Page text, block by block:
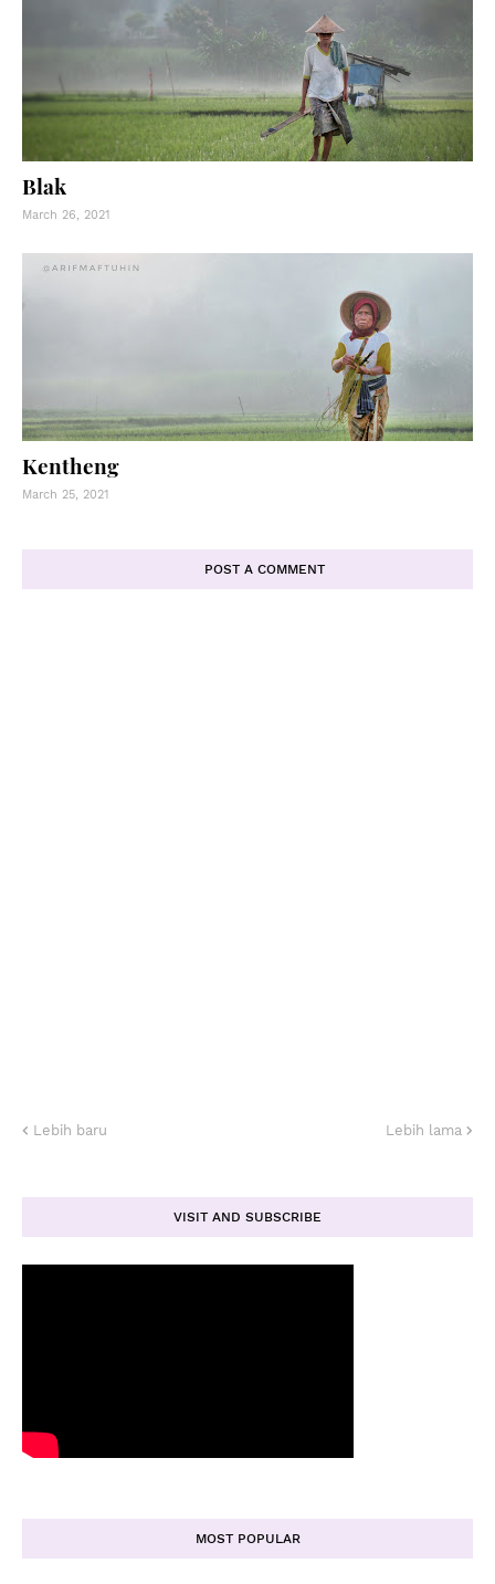
Blak
March 26, 2021
Kentheng
March 25, 2021
POST A COMMENT
Lebih baru Lebih lama
VISIT AND SUBSCRIBE
MOST POPULAR